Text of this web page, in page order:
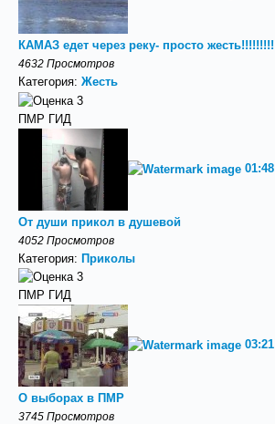
КАМАЗ едет через реку- просто жесть!!!!!!!!!
4632 Просмотров
Категория: Жесть
ПМР ГИД
01:48
От души прикол в душевой
4052 Просмотров
Категория: Приколы
ПМР ГИД
03:21
О выборах в ПМР
3745 Просмотров